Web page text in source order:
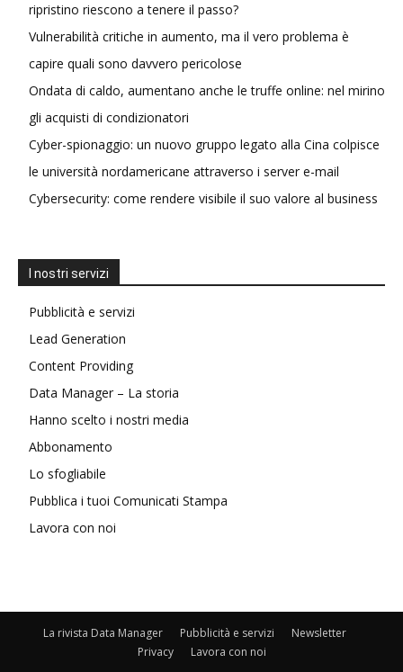
ripristino riescono a tenere il passo?
Vulnerabilità critiche in aumento, ma il vero problema è
capire quali sono davvero pericolose
Ondata di caldo, aumentano anche le truffe online: nel mirino
gli acquisti di condizionatori
Cyber-spionaggio: un nuovo gruppo legato alla Cina colpisce
le università nordamericane attraverso i server e-mail
Cybersecurity: come rendere visibile il suo valore al business
I nostri servizi
Pubblicità e servizi
Lead Generation
Content Providing
Data Manager – La storia
Hanno scelto i nostri media
Abbonamento
Lo sfogliabile
Pubblica i tuoi Comunicati Stampa
Lavora con noi
La rivista Data Manager Pubblicità e servizi
Newsletter
Privacy
Lavora con noi